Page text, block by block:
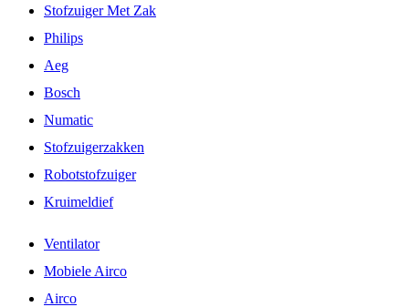
Stofzuiger Met Zak
Philips
Aeg
Bosch
Numatic
Stofzuigerzakken
Robotstofzuiger
Kruimeldief
Ventilator
Mobiele Airco
Airco